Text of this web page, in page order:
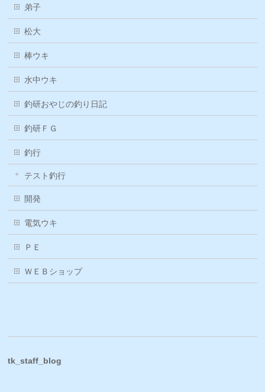
弟子
松大
棒ウキ
水中ウキ
釣研おやじの釣り日記
釣研ＦＧ
釣行
テスト釣行
開発
電気ウキ
ＰＥ
ＷＥＢショップ
tk_staff_blog